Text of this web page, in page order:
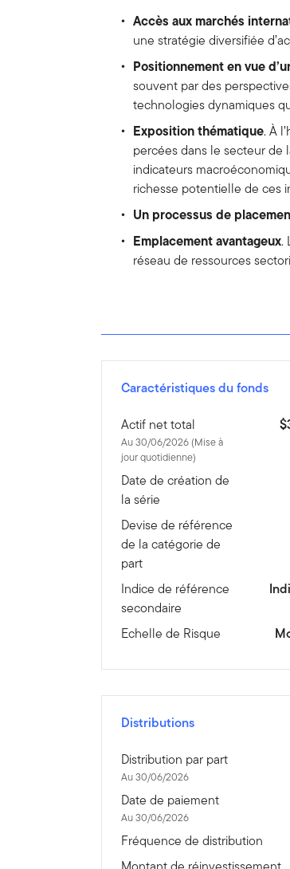
Accès aux marchés
une stratégie diversifiée
Positionnement en vue
souvent par des
technologies dynamiques
Exposition thématique. À
percées dans le secteur
indicateurs
richesse potentielle de ces
Un processus de
Emplacement avantageux.
réseau de ressources
Caractéristiques du fonds
Actif net total
Au 30/06/2026 (Mise à
jour quotidienne)
Date de création de
la série
Devise de référence
de la catégorie de
part
Indice de référence
secondaire
Echelle de Risque
Distributions
Distribution par part
Au 30/06/2026
Date de paiement
Au 30/06/2026
Fréquence de distribution